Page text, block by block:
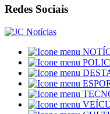
Redes Sociais